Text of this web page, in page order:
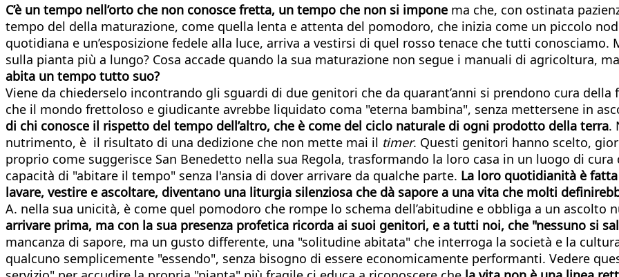
C’è un tempo nell’orto che non conosce fretta, un tempo che non si impone ma che, con ostinata
tempo del della maturazione, come quella lenta e attenta del pomodoro, che inizia come un piccolo
quotidiana e un’esposizione fedele alla luce, arriva a vestirsi di quel rosso tenace che tutti
sulla pianta più a lungo? Cosa accade quando la sua maturazione non segue i manuali di agricoltura,
abita un tempo tutto suo?
Viene da chiederselo incontrando gli sguardi di due genitori che da quarant’anni si prendono cura
che il mondo frettoloso e giudicante avrebbe liquidato coma "eterna bambina", senza mettersene in
di chi conosce il rispetto del tempo dell’altro, che è come del ciclo naturale di ogni prodotto della terra.
nutrimento, è il risultato di una dedizione che non mette mai il timer. Questi genitori hanno scelto,
proprio come suggerisce San Benedetto nella sua Regola, trasformando la loro casa in un luogo di
capacità di "abitare il tempo" senza l'ansia di dover arrivare da qualche parte. La loro quotidianità è
lavare, vestire e ascoltare, diventano una liturgia silenziosa che dà sapore a una vita che molti
A. nella sua unicità, è come quel pomodoro che rompe lo schema dell’abitudine e obbliga a un ascolto
arrivare prima, ma con la sua presenza profetica ricorda ai suoi genitori, e a tutti noi, che "nessuno si
mancanza di sapore, ma un gusto differente, una "solitudine abitata" che interroga la società e la
qualcuno semplicemente "essendo", senza bisogno di essere economicamente performanti. Vedere